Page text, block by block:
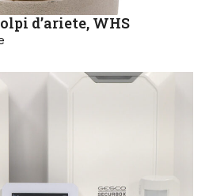
d’ariete, WHS